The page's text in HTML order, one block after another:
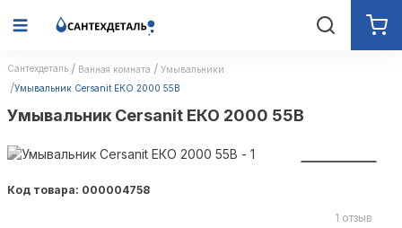
Сантехдеталь Ванная комната
Умывальники
Умывальник Cersanit ЕКО 2000 55В
Умывальник Cersanit ЕКО 2000 55В
Код товара: 000004758
1 отзыв